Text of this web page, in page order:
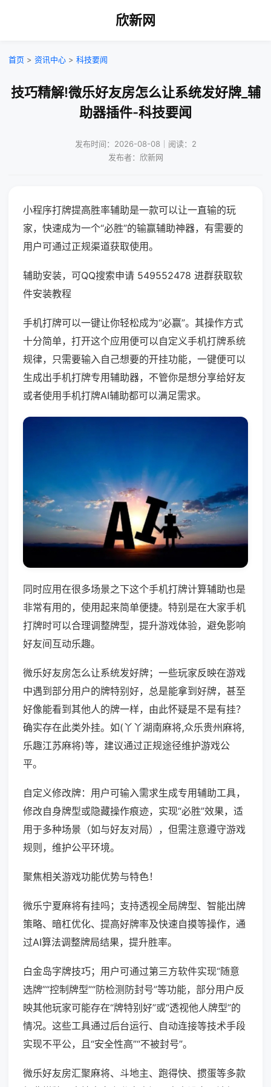
欣新网
首页 > 资讯中心 > 科技要闻
技巧精解!微乐好友房怎么让系统发好牌_辅
助器插件-科技要闻
发布时间：2026-08-08｜阅读：2
发布者：欣新网
小程序打牌提高胜率辅助是一款可以让一直输的玩
家，快速成为一个“必胜”的输赢辅助神器，有需要的
用户可通过正规渠道获取使用。
辅助安装，可QQ搜索申请 549552478 进群获取软
件安装教程
手机打牌可以一键让你轻松成为“必赢”。其操作方式
十分简单，打开这个应用便可以自定义手机打牌系统
规律，只需要输入自己想要的开挂功能，一键便可以
生成出手机打牌专用辅助器，不管你是想分享给好友
或者使用手机打牌AI辅助都可以满足需求。
同时应用在很多场景之下这个手机打牌计算辅助也是
非常有用的，使用起来简单便捷。特别是在大家手机
打牌时可以合理调整牌型，提升游戏体验，避免影响
好友间互动乐趣。
微乐好友房怎么让系统发好牌；一些玩家反映在游戏
中遇到部分用户的牌特别好，总是能拿到好牌，甚至
好像能看到其他人的牌一样，由此怀疑是不是有挂？
确实存在此类外挂。如(丫丫湖南麻将,众乐贵州麻将,
乐趣江苏麻将)等，建议通过正规途径维护游戏公
平。
自定义修改牌：用户可输入需求生成专用辅助工具，
修改自身牌型或隐藏操作痕迹，实现“必胜”效果，适
用于多种场景（如与好友对局），但需注意遵守游戏
规则，维护公平环境。
聚焦相关游戏功能优势与特色！
微乐宁夏麻将有挂吗；支持透视全局牌型、智能出牌
策略、暗杠优化、提高好牌率及快速自摸等操作，通
过AI算法调整牌局结果，提升胜率。
白金岛字牌技巧；用户可通过第三方软件实现“随意
选牌”“控制牌型”“防检测防封号”等功能，部分用户反
映其他玩家可能存在“牌特别好”或“透视他人牌型”的
情况。这些工具通过后台运行、自动连接等技术手段
实现不平公，且“安全性高”“不被封号”。
微乐好友房汇聚麻将、斗地主、跑得快、掼蛋等多款